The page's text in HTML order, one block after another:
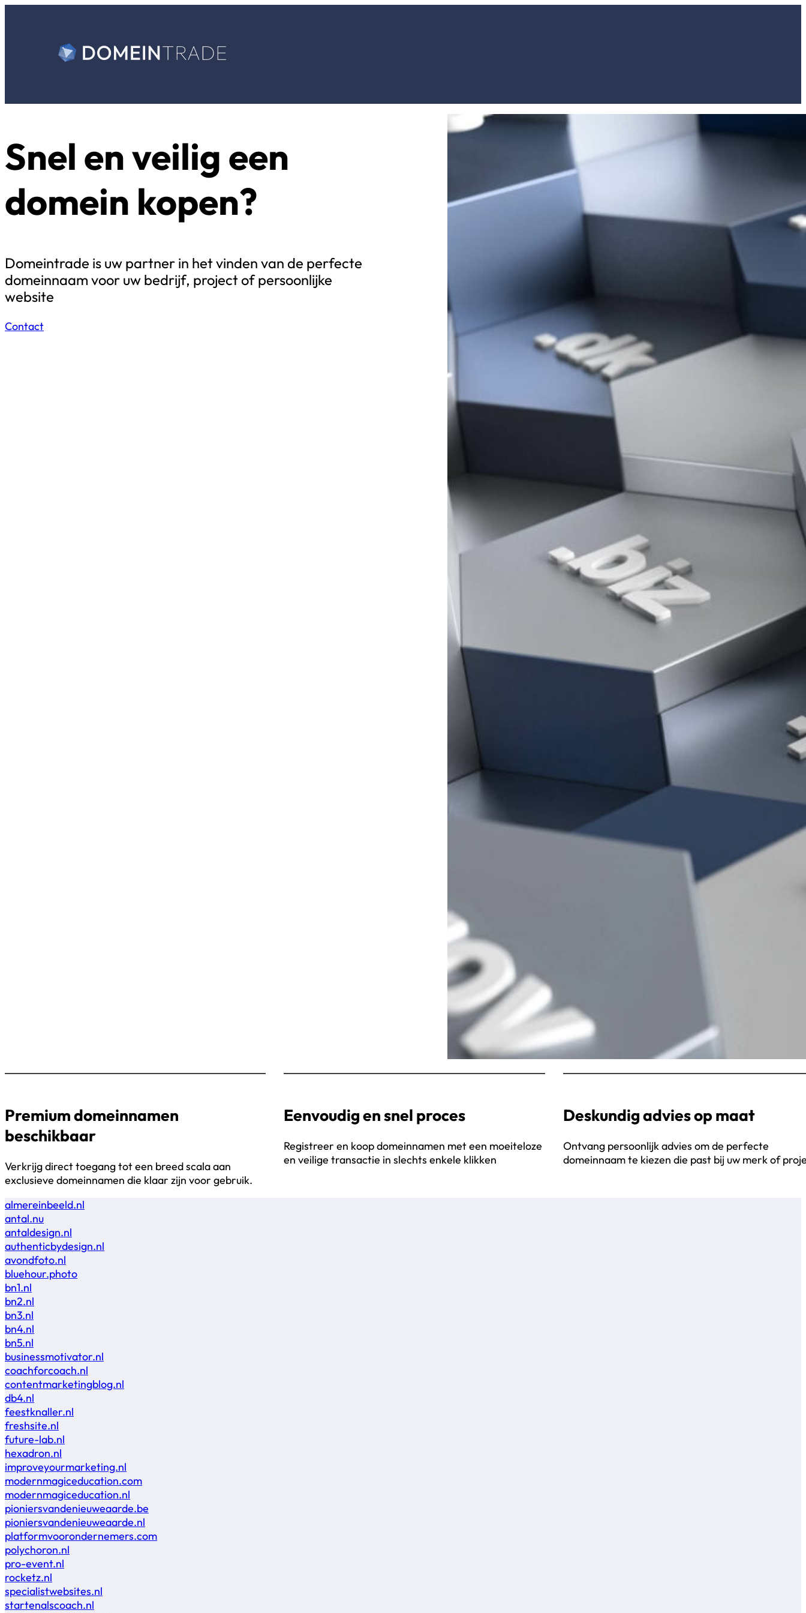
Snel en veilig een
domein kopen?
Domeintrade is uw partner in het vinden van de perfecte
domeinnaam voor uw bedrijf, project of persoonlijke
website
Contact
Premium domeinnamen
beschikbaar
Verkrijg direct toegang tot een breed scala aan
exclusieve domeinnamen die klaar zijn voor gebruik.
Eenvoudig en snel proces
Registreer en koop domeinnamen met een moeiteloze
en veilige transactie in slechts enkele klikken
Deskundig advies op maat
Ontvang persoonlijk advies om de perfecte
domeinnaam te kiezen die past bij uw merk of
almereinbeeld.nl
antal.nu
antaldesign.nl
authenticbydesign.nl
avondfoto.nl
bluehour.photo
bn1.nl
bn2.nl
bn3.nl
bn4.nl
bn5.nl
businessmotivator.nl
coachforcoach.nl
contentmarketingblog.nl
db4.nl
feestknaller.nl
freshsite.nl
future-lab.nl
hexadron.nl
improveyourmarketing.nl
modernmagiceducation.com
modernmagiceducation.nl
pioniersvandenieuweaarde.be
pioniersvandenieuweaarde.nl
platformvoorondernemers.com
polychoron.nl
pro-event.nl
rocketz.nl
specialistwebsites.nl
startenalscoach.nl